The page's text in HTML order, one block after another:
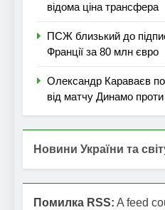
відома ціна трансфера
ПСЖ близький до
Франції за 80 млн євро
Олександр Караваєв
від матчу Динамо
Новини України та
Помилка RSS: A feed